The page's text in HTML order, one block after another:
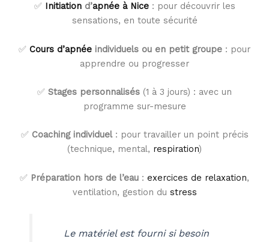
✅ Initiationd’apnée à Nice: pour découvrir les
sensations, en toute sécurité
✅ Cours d’apnée individuels ou en petit groupe : pour
apprendre ou progresser
✅ Stages personnalisés (1 à 3 jours) : avec un
programme sur-mesure
✅ Coaching individuel: pour travailler un point précis
(technique, mental, respiration)
✅ Préparation hors de l’eau : exercices de relaxation,
ventilation, gestion du stress
Le matériel est fourni si besoin